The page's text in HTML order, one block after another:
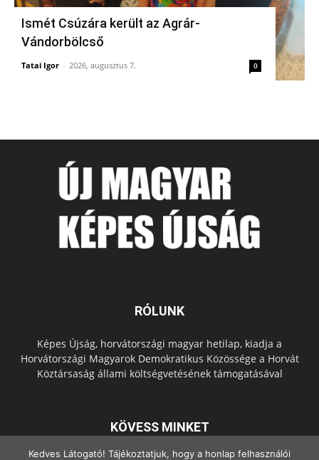
Ismét Csúzára került az Agrár-
Vándorbölcső
Tatai Igor - 2026, augusztus 7. 0
RÓLUNK
Képes Újság, horvátországi magyar hetilap, kiadja a
Horvátországi Magyarok Demokratikus Közössége a Horvát
Köztársaság állami költségvetésének támogatásával
KÖVESS MINKET
Kedves Látogató! Tájékoztatjuk, hogy a honlap felhasználói